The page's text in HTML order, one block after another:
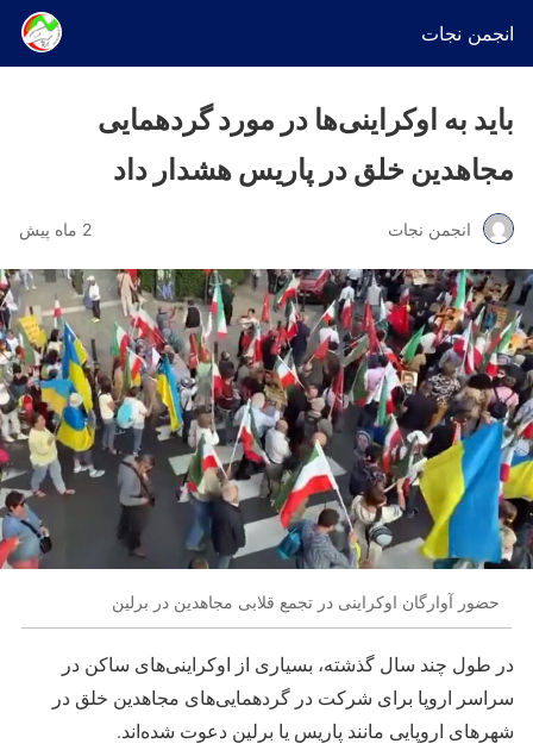
انجمن نجات
باید به اوکراینی‌ها در مورد گردهمایی
مجاهدین خلق در پاریس هشدار داد
انجمن نجات 2 ماه پیش
حضور آوارگان اوکراینی در تجمع قلابی مجاهدین در برلین
در طول چند سال گذشته، بسیاری از اوکراینی‌های ساکن در
سراسر اروپا برای شرکت در گردهمایی‌های مجاهدین خلق در
شهرهای اروپایی مانند پاریس یا برلین دعوت شده‌اند.